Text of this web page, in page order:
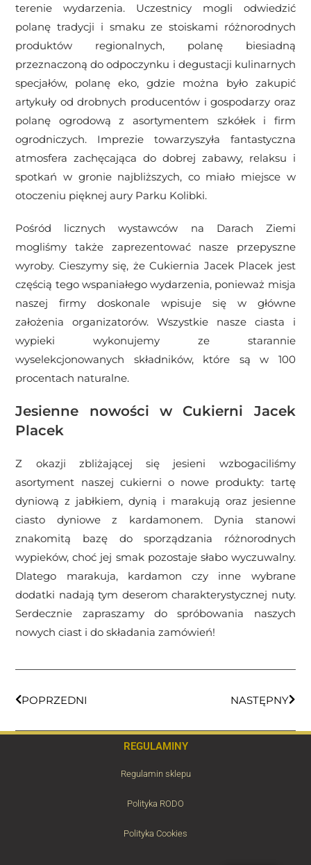
terenie wydarzenia. Uczestnicy mogli odwiedzić
polanę tradycji i smaku ze stoiskami różnorodnych
produktów regionalnych, polanę biesiadną
przeznaczoną do odpoczynku i degustacji kulinarnych
specjałów, polanę eko, gdzie można było zakupić
artykuły od drobnych producentów i gospodarzy oraz
polanę ogrodową z asortymentem szkółek i firm
ogrodniczych. Imprezie towarzyszyła fantastyczna
atmosfera zachęcająca do dobrej zabawy, relaksu i
spotkań w gronie najbliższych, co miało miejsce w
otoczeniu pięknej aury Parku Kolibki.
Pośród licznych wystawców na Darach Ziemi
mogliśmy także zaprezentować nasze przepyszne
wyroby. Cieszymy się, że Cukiernia Jacek Placek jest
częścią tego wspaniałego wydarzenia, ponieważ misja
naszej firmy doskonale wpisuje się w główne
założenia organizatorów. Wszystkie nasze ciasta i
wypieki wykonujemy ze starannie
wyselekcjonowanych składników, które są w 100
procentach naturalne.
Jesienne nowości w Cukierni Jacek
Placek
Z okazji zbliżającej się jesieni wzbogaciliśmy
asortyment naszej cukierni o nowe produkty: tartę
dyniową z jabłkiem, dynią i marakują oraz jesienne
ciasto dyniowe z kardamonem. Dynia stanowi
znakomitą bazę do sporządzania różnorodnych
wypieków, choć jej smak pozostaje słabo wyczuwalny.
Dlatego marakuja, kardamon czy inne wybrane
dodatki nadają tym deserom charakterystycznej nuty.
Serdecznie zapraszamy do spróbowania naszych
nowych ciast i do składania zamówień!
POPRZEDNI NASTĘPNY
REGULAMINY
Regulamin sklepu
Polityka RODO
Polityka Cookies